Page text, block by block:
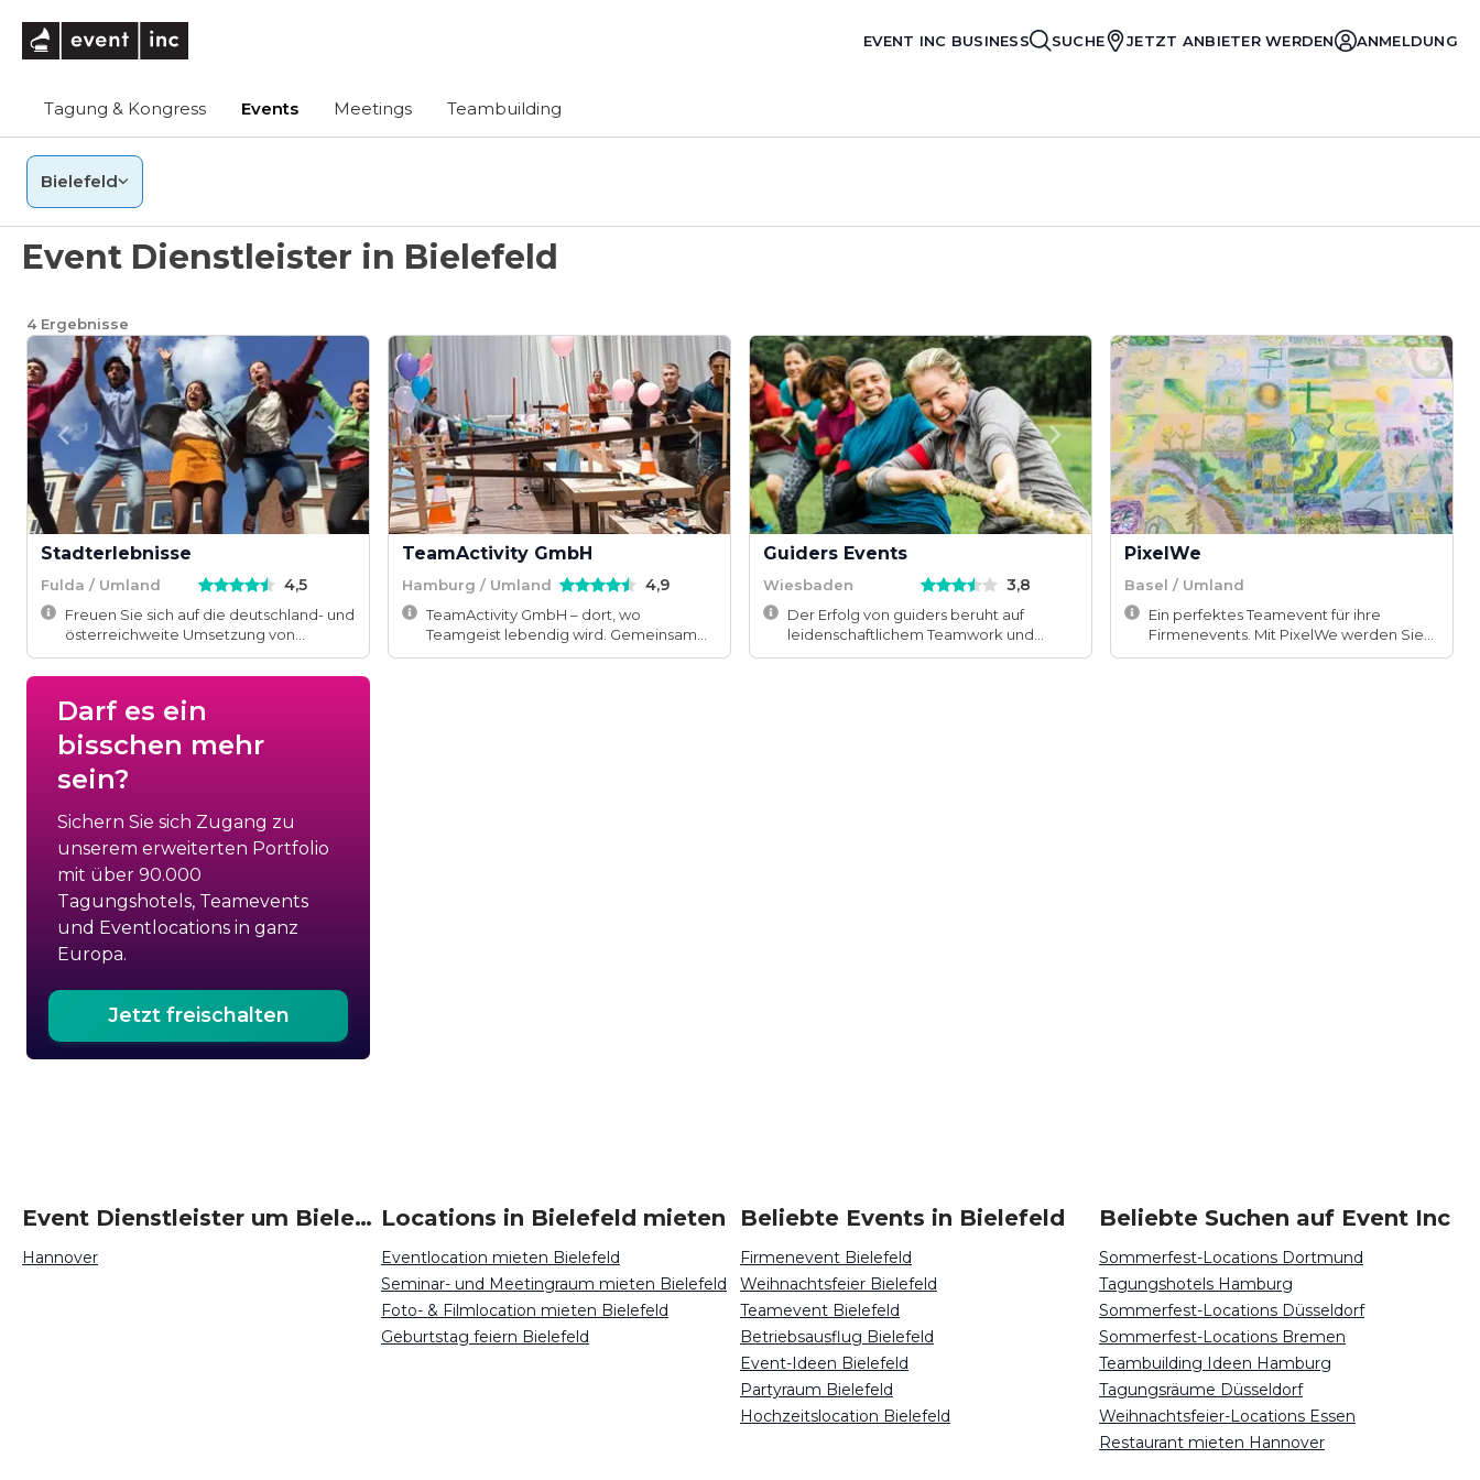
EVENT INC BUSINESS SUCHE JETZT ANBIETER WERDEN ANMELDUNG
Tagung & Kongress Events Meetings Teambuilding
Bielefeld
Event Dienstleister in Bielefeld
4 Ergebnisse
Stadterlebnisse
Fulda / Umland 4,5
Freuen Sie sich auf die deutschland- und
österreichweite Umsetzung von
unvergesslichen Teamevents.
TeamActivity GmbH
Hamburg / Umland 4,9
TeamActivity GmbH – dort, wo
Teamgeist lebendig wird. Gemeinsam
Herausforderungen meistern, lache...
Guiders Events
Wiesbaden 3,8
Der Erfolg von guiders beruht auf
leidenschaftlichem Teamwork und
Kundenkontakt auf Augenhöhe. Du...
PixelWe
Basel / Umland
Ein perfektes Teamevent für ihre
Firmenevents. Mit PixelWe werden Sie
und Ihre Gäste kreativ und ...
Darf es ein
bisschen mehr
sein?
Sichern Sie sich Zugang zu
unserem erweiterten Portfolio
mit über 90.000
Tagungshotels, Teamevents
und Eventlocations in ganz
Europa.
Jetzt freischalten
Event Dienstleister um Bielefeld
Hannover
Locations in Bielefeld mieten
Eventlocation mieten Bielefeld
Seminar- und Meetingraum mieten Bielefeld
Foto- & Filmlocation mieten Bielefeld
Geburtstag feiern Bielefeld
Beliebte Events in Bielefeld
Firmenevent Bielefeld
Weihnachtsfeier Bielefeld
Teamevent Bielefeld
Betriebsausflug Bielefeld
Event-Ideen Bielefeld
Partyraum Bielefeld
Hochzeitslocation Bielefeld
Beliebte Suchen auf Event Inc
Sommerfest-Locations Dortmund
Tagungshotels Hamburg
Sommerfest-Locations Düsseldorf
Sommerfest-Locations Bremen
Teambuilding Ideen Hamburg
Tagungsräume Düsseldorf
Weihnachtsfeier-Locations Essen
Restaurant mieten Hannover